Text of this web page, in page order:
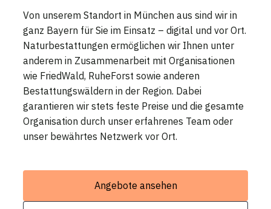
Von unserem Standort in München aus sind wir in
ganz Bayern für Sie im Einsatz – digital und vor Ort.
Naturbestattungen ermöglichen wir Ihnen unter
anderem in Zusammenarbeit mit Organisationen
wie FriedWald, RuheForst sowie anderen
Bestattungswäldern in der Region. Dabei
garantieren wir stets feste Preise und die gesamte
Organisation durch unser erfahrenes Team oder
unser bewährtes Netzwerk vor Ort.
Angebote ansehen